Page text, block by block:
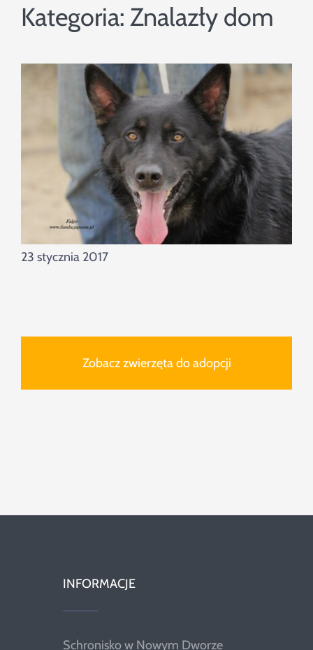
Kategoria: Znalazły dom
23 stycznia 2017
Zobacz zwierzęta do adopcji
INFORMACJE
Schronisko w Nowym Dworze